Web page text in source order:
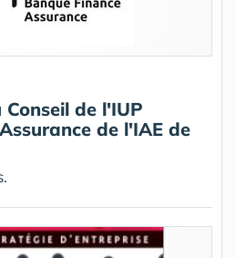
de l'IUP
de l'IAE de